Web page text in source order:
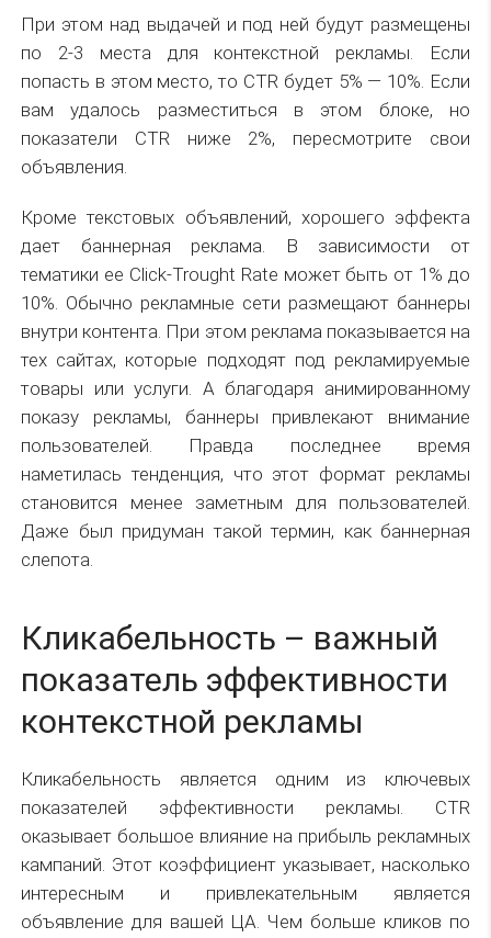
При этом над выдачей и под ней будут размещены
по 2-3 места для контекстной рекламы. Если
попасть в этом место, то CTR будет 5% — 10%. Если
вам удалось разместиться в этом блоке, но
показатели CTR ниже 2%, пересмотрите свои
объявления.
Кроме текстовых объявлений, хорошего эффекта
дает баннерная реклама. В зависимости от
тематики ее Click-Trought Rate может быть от 1% до
10%. Обычно рекламные сети размещают баннеры
внутри контента. При этом реклама показывается на
тех сайтах, которые подходят под рекламируемые
товары или услуги. А благодаря анимированному
показу рекламы, баннеры привлекают внимание
пользователей. Правда последнее время
наметилась тенденция, что этот формат рекламы
становится менее заметным для пользователей.
Даже был придуман такой термин, как баннерная
слепота.
Кликабельность – важный
показатель эффективности
контекстной рекламы
Кликабельность является одним из ключевых
показателей эффективности рекламы. CTR
оказывает большое влияние на прибыль рекламных
кампаний. Этот коэффициент указывает, насколько
интересным и привлекательным является
объявление для вашей ЦА. Чем больше кликов по